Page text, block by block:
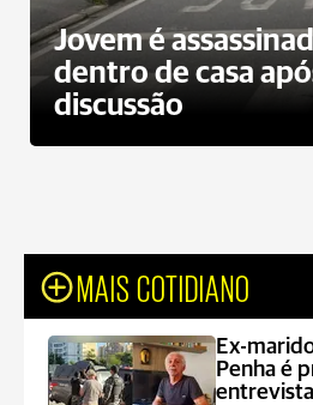
Jovem é
dentro de casa
discussão
MAIS COTIDIANO
Ex-
Penha é
entrevista